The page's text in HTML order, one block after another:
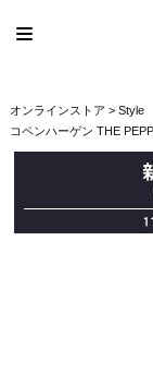
オンラインストア > Style
コペンハーゲン THE